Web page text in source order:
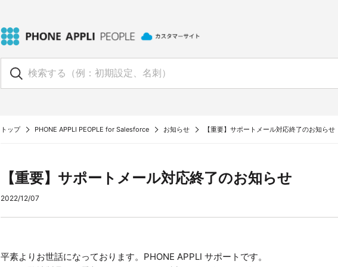
トップ PHONE APPLI PEOPLE for Salesforce お知らせ 【重要】サポートメール対応終了のお知らせ
【重要】サポートメール対応終了のお知らせ
2022/12/07
平素よりお世話になっております。PHONE APPLI サポートです。